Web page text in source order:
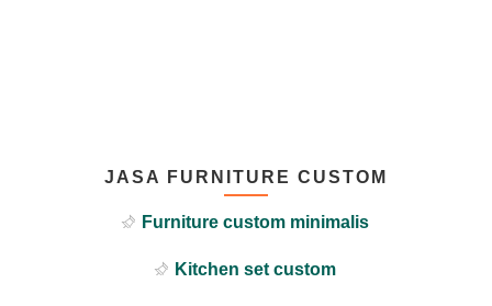
JASA FURNITURE CUSTOM
Furniture custom minimalis
Kitchen set custom